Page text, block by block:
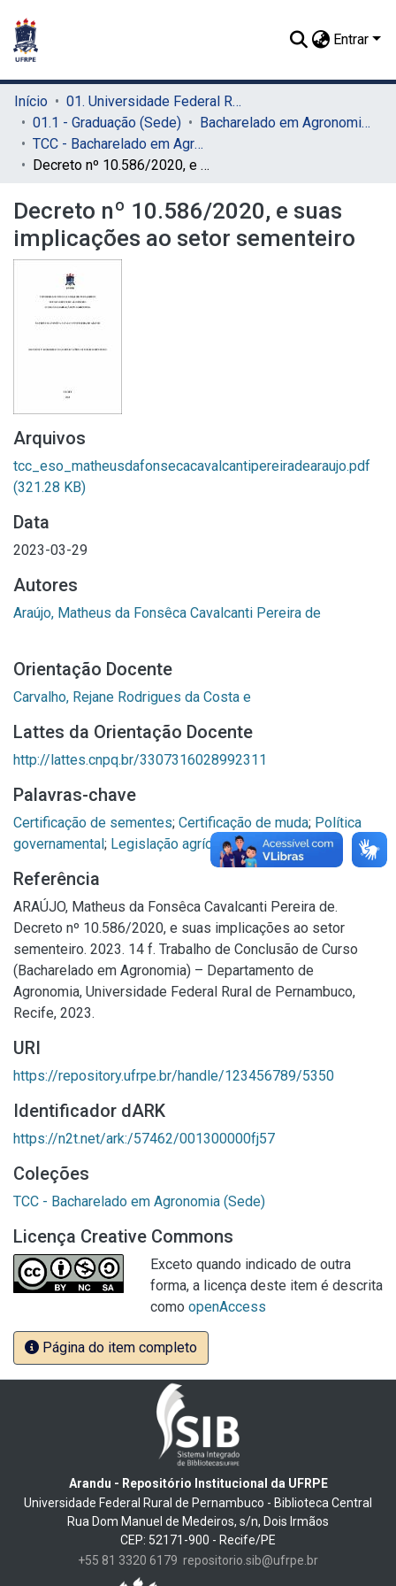
Entrar
Início
01. Universidade Federal Rural de Pernambuco - UFRPE (Sede)
01.1 - Graduação (Sede)
Bacharelado em Agronomia (Sede)
TCC - Bacharelado em Agronomia (Sede)
Decreto nº 10.586/2020, e suas implicações ao setor sementeiro
Decreto nº 10.586/2020, e suas
implicações ao setor sementeiro
Arquivos
tcc_eso_matheusdafonsecacavalcantipereiradearaujo.pdf
(321.28 KB)
Data
2023-03-29
Autores
Araújo, Matheus da Fonsêca Cavalcanti Pereira de
Orientação Docente
Carvalho, Rejane Rodrigues da Costa e
Lattes da Orientação Docente
http://lattes.cnpq.br/3307316028992311
Palavras-chave
Certificação de sementes; Certificação de muda; Política
governamental; Legislação agrícola;Normalização
Referência
ARAÚJO, Matheus da Fonsêca Cavalcanti Pereira de.
Decreto nº 10.586/2020, e suas implicações ao setor
sementeiro. 2023. 14 f. Trabalho de Conclusão de Curso
(Bacharelado em Agronomia) – Departamento de
Agronomia, Universidade Federal Rural de Pernambuco,
Recife, 2023.
URI
https://repository.ufrpe.br/handle/123456789/5350
Identificador dARK
https://n2t.net/ark:/57462/001300000fj57
Coleções
TCC - Bacharelado em Agronomia (Sede)
Licença Creative Commons
Exceto quando indicado de outra
forma, a licença deste item é descrita
como openAccess
Página do item completo
Arandu - Repositório Institucional da UFRPE
Universidade Federal Rural de Pernambuco - Biblioteca Central
Rua Dom Manuel de Medeiros, s/n, Dois Irmãos
CEP: 52171-900 - Recife/PE
+55 81 3320 6179 repositorio.sib@ufrpe.br